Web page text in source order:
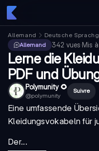
Allemand Deutsche
Allemand
342 vues·Mis
Lerne die
PDF und
Polymunity 🌻
@polymunity
Suivre
Eine umfassende
Kleidungsvokabeln für
Der...